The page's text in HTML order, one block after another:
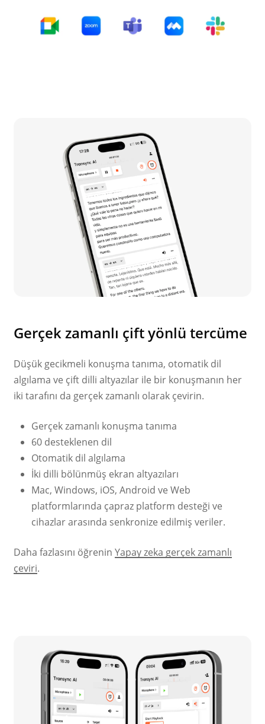
Gerçek zamanlı çift yönlü tercüme
Düşük gecikmeli konuşma tanıma, otomatik dil
algılama ve çift dilli altyazılar ile bir konuşmanın her
iki tarafını da gerçek zamanlı olarak çevirin.
Gerçek zamanlı konuşma tanıma
60 desteklenen dil
Otomatik dil algılama
İki dilli bölünmüş ekran altyazıları
Mac, Windows, iOS, Android ve Web
platformlarında çapraz platform desteği ve
cihazlar arasında senkronize edilmiş veriler.
Daha fazlasını öğrenin Yapay zeka gerçek zamanlı
çeviri.